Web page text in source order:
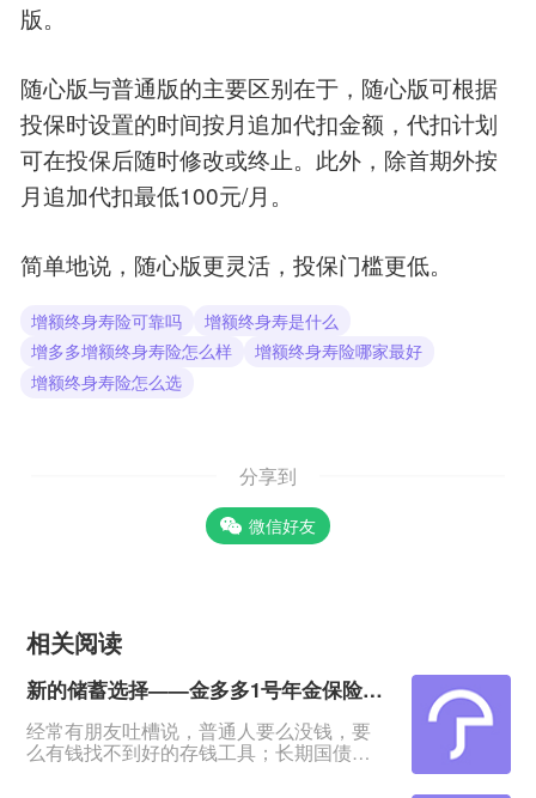
版。
随心版与普通版的主要区别在于，随心版可根据
投保时设置的时间按月追加代扣金额，代扣计划
可在投保后随时修改或终止。此外，除首期外按
月追加代扣最低100元/月。
简单地说，随心版更灵活，投保门槛更低。
增额终身寿险可靠吗
增额终身寿是什么
增多多增额终身寿险怎么样
增额终身寿险哪家最好
增额终身寿险怎么选
分享到
微信好友
相关阅读
新的储蓄选择——金多多1号年金保险，4年回血5年起领
经常有朋友吐槽说，普通人要么没钱，要
么有钱找不到好的存钱工具；长期国债不